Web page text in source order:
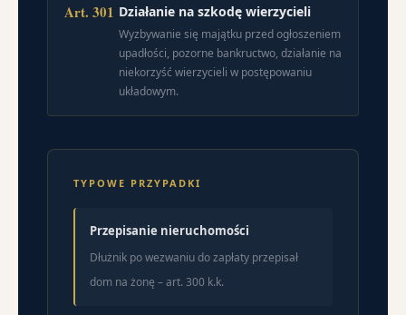
Art. 301 Działanie na szkodę wierzycieli
Wyzbywanie się majątku przed ogłoszeniem
upadłości, pozorne bankructwo, działanie na
niekorzyść wierzycieli w postępowaniu
układowym.
TYPOWE PRZYPADKI
Przepisanie nieruchomości
Dłużnik po wezwaniu do zapłaty przepisał
dom na żonę – art. 300 k.k.